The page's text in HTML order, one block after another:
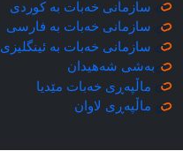
سازمانی خه‌بات به کوردی
سازمانی خه‌بات به فارسی
سازمانی خه‌بات به ئینگلیزی
به‌شی شه‌هیدان
ماڵپه‌ڕی خه‌بات مێدیا
ماڵپه‌ڕی لاوان